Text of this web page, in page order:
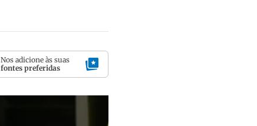
Nos adicione às suas
fontes preferidas